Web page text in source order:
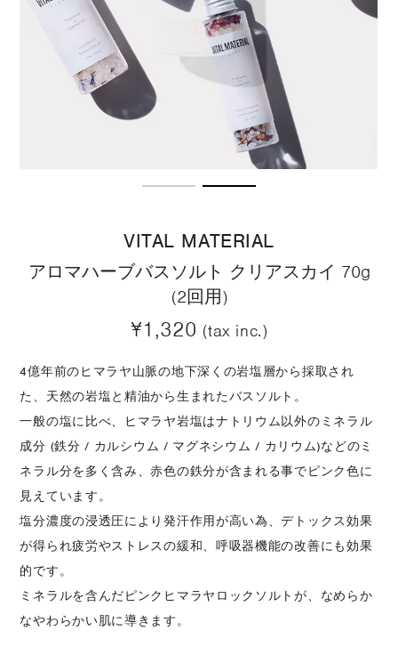
VITAL MATERIAL
アロマハーブバスソルト クリアスカイ 70g
(2回用)
¥1,320 (tax inc.)
4億年前のヒマラヤ山脈の地下深くの岩塩層から採取され
た、天然の岩塩と精油から生まれたバスソルト。
一般の塩に比べ、ヒマラヤ岩塩はナトリウム以外のミネラル
成分 (鉄分 / カルシウム / マグネシウム / カリウム)などのミ
ネラル分を多く含み、赤色の鉄分が含まれる事でピンク色に
見えています。
塩分濃度の浸透圧により発汗作用が高い為、デトックス効果
が得られ疲労やストレスの緩和、呼吸器機能の改善にも効果
的です。
ミネラルを含んだピンクヒマラヤロックソルトが、なめらか
なやわらかい肌に導きます。